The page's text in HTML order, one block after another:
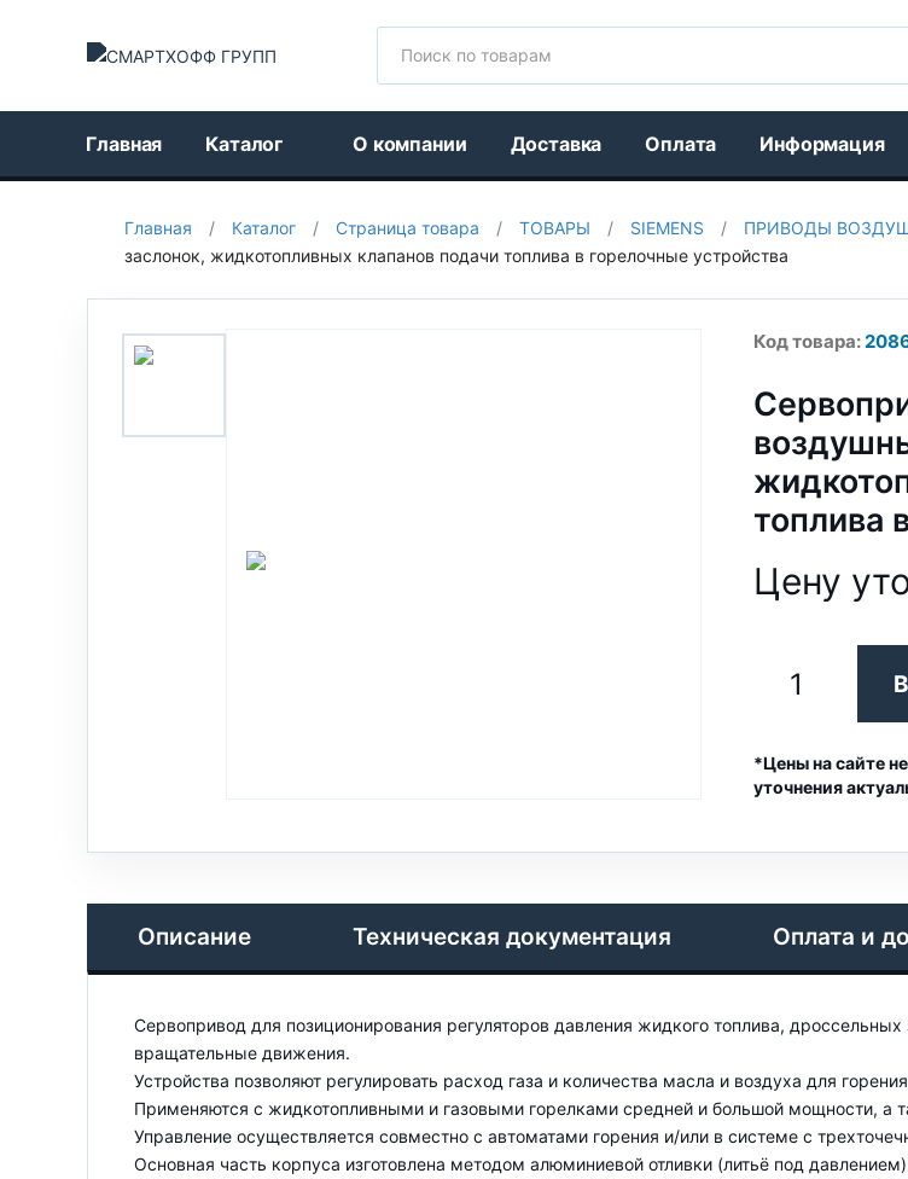
Главная Каталог О компании Доставка Оплата Информация
Главная / Каталог / Страница товара / ТОВАРЫ / SIEMENS / ПРИВОДЫ
заслонок, жидкотопливных клапанов подачи топлива в горелочные устройства
Код товара:
топлива
Цену
*Цены на сайте
уточнения
Описание Техническая документация Оплата и
Сервопривод для позиционирования регуляторов давления жидкого топлива,
вращательные движения.
Устройства позволяют регулировать расход газа и количества масла и воздуха для
Применяются с жидкотопливными и газовыми горелками средней и большой мощности, а
Управление осуществляется совместно с автоматами горения и/или в системе с
Основная часть корпуса изготовлена методом алюминиевой отливки (литьё под